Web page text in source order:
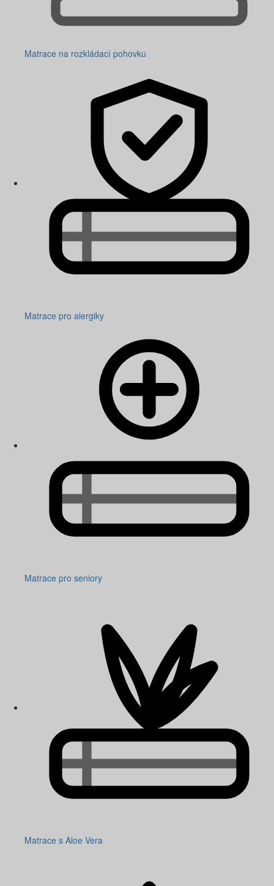
Matrace na rozkládací pohovku
Matrace pro alergiky
Matrace pro seniory
Matrace s Aloe Vera